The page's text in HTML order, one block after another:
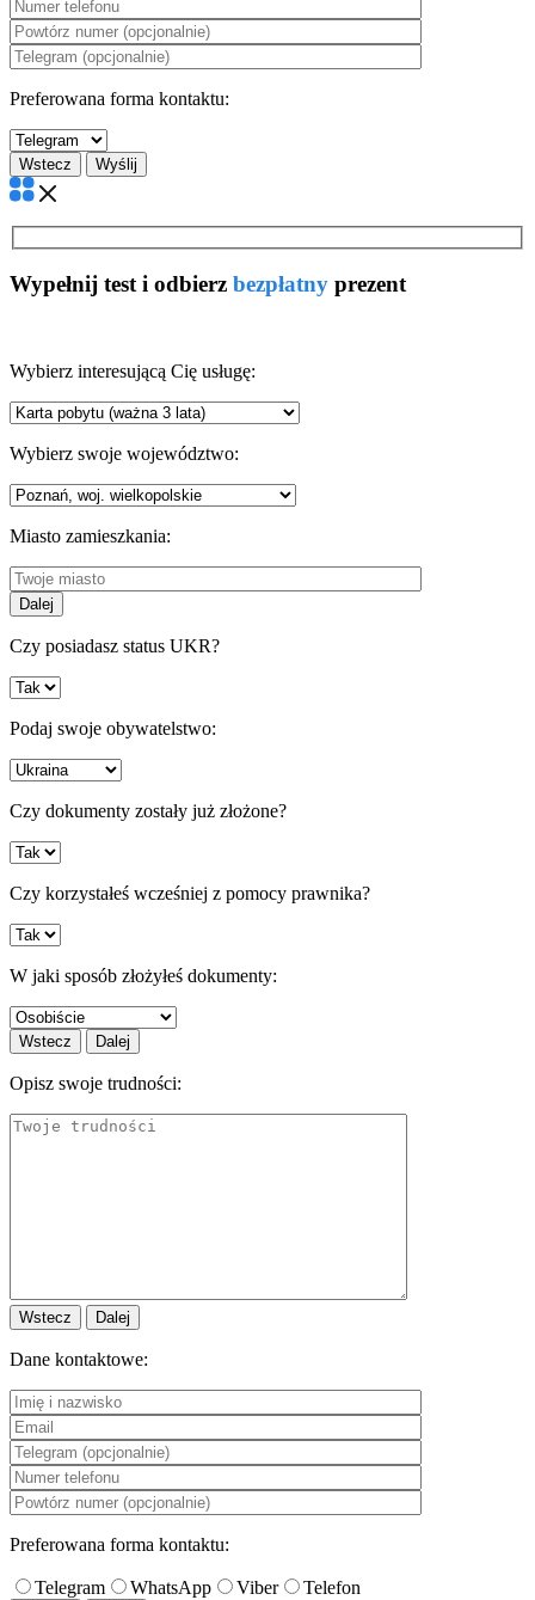
Preferowana forma kontaktu:
Wstecz
Wypełnij test i odbierz bezpłatny prezent
Wybierz interesującą Cię usługę:
Wybierz swoje województwo:
Miasto zamieszkania:
Dalej
Czy posiadasz status UKR?
Podaj swoje obywatelstwo:
Czy dokumenty zostały już złożone?
Czy korzystałeś wcześniej z pomocy prawnika?
W jaki sposób złożyłeś dokumenty:
Wstecz Dalej
Opisz swoje trudności:
Wstecz Dalej
Dane kontaktowe:
Preferowana forma kontaktu:
Telegram WhatsApp Viber Telefon